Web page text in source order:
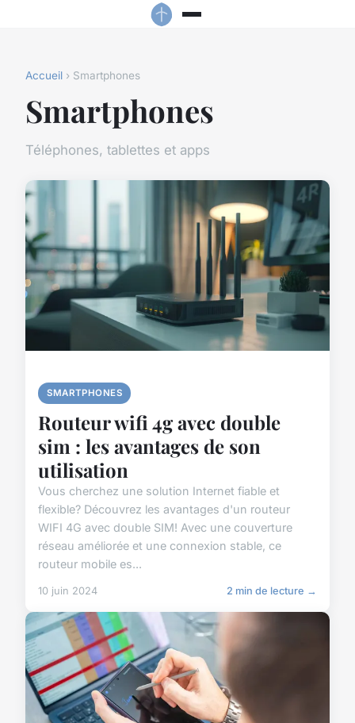
Accueil › Smartphones
Smartphones
Téléphones, tablettes et apps
SMARTPHONES
Routeur wifi 4g avec double
sim : les avantages de son
utilisation
Vous cherchez une solution Internet fiable et
flexible? Découvrez les avantages d'un routeur
WIFI 4G avec double SIM! Avec une couverture
réseau améliorée et une connexion stable, ce
routeur mobile es...
10 juin 2024 2 min de lecture →